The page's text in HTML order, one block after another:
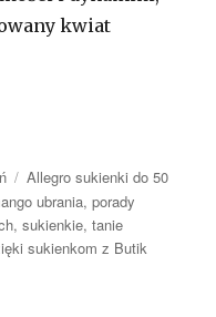
kwiat
Tagi
Allegro sukienki do 50
ubrania,porady
,sukienkie,tanie
sukienkom z Butik